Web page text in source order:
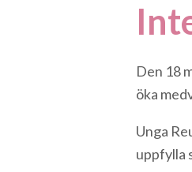
Den 18
öka
Unga
uppfylla